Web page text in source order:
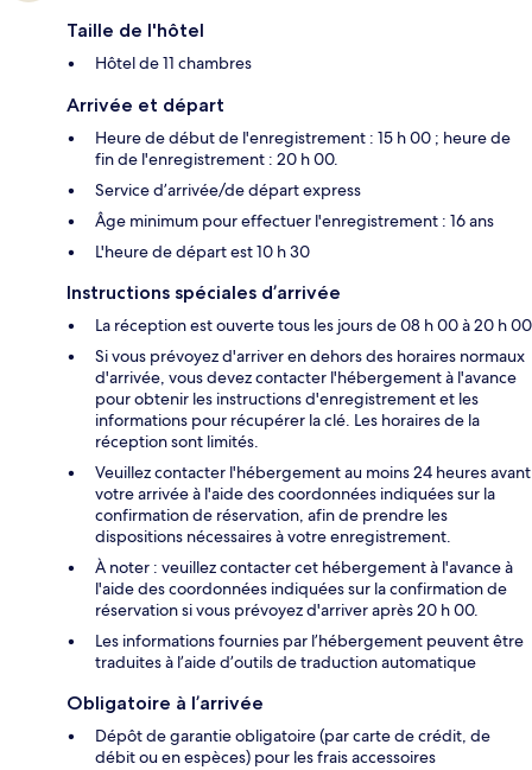
Taille de l'hôtel
Hôtel de 11 chambres
Arrivée et départ
Heure de début de l'enregistrement : 15 h 00 ; heure de
fin de l'enregistrement : 20 h 00.
Service d’arrivée/de départ express
Âge minimum pour effectuer l'enregistrement : 16 ans
L'heure de départ est 10 h 30
Instructions spéciales d’arrivée
La réception est ouverte tous les jours de 08 h 00 à 20 h 00
Si vous prévoyez d'arriver en dehors des horaires normaux
d'arrivée, vous devez contacter l'hébergement à l'avance
pour obtenir les instructions d'enregistrement et les
informations pour récupérer la clé. Les horaires de la
réception sont limités.
Veuillez contacter l'hébergement au moins 24 heures avant
votre arrivée à l'aide des coordonnées indiquées sur la
confirmation de réservation, afin de prendre les
dispositions nécessaires à votre enregistrement.
À noter : veuillez contacter cet hébergement à l'avance à
l'aide des coordonnées indiquées sur la confirmation de
réservation si vous prévoyez d'arriver après 20 h 00.
Les informations fournies par l’hébergement peuvent être
traduites à l’aide d’outils de traduction automatique
Obligatoire à l’arrivée
Dépôt de garantie obligatoire (par carte de crédit, de
débit ou en espèces) pour les frais accessoires